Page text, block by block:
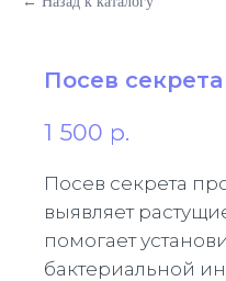
Посев
1 500 р.
Посев секрета
выявляет
помогает
бактериальной